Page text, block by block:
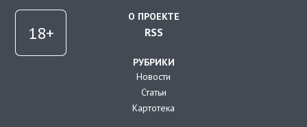
О ПРОЕКТЕ
RSS
РУБРИКИ
Новости
Статьи
Картотека